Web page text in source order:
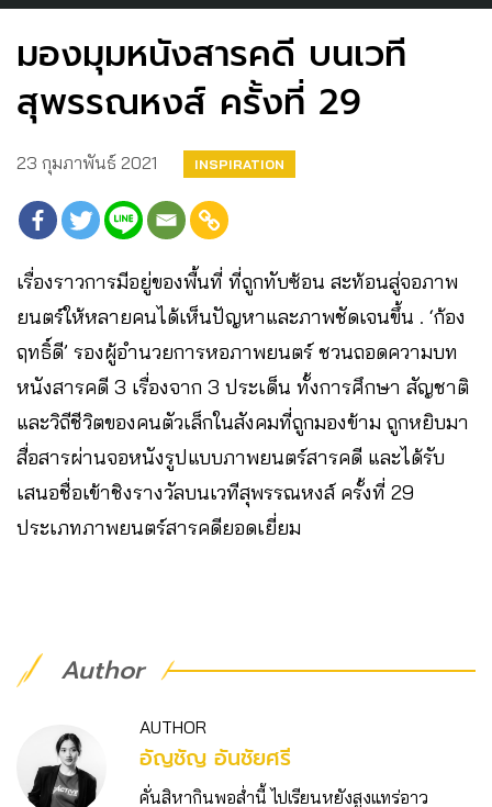
มองมุมหนังสารคดี บนเวที
สุพรรณหงส์ ครั้งที่ 29
23 กุมภาพันธ์ 2021 INSPIRATION
เรื่องราวการมีอยู่ของพื้นที่ ที่ถูกทับซ้อน​ สะท้อนสู่จอภาพ
ยนตร์ให้หลายคนได้เห็นปัญหาและภาพชัดเจนขึ้น​ . ‘ก้อง​
ฤทธิ์ดี’ ​รองผู้อำนวยการหอภาพยนตร์ ชวนถอดความบท
หนังสารคดี 3 เรื่อง​จาก 3 ประเด็น​ ทั้งการศึกษา​ สัญชาติ​
และวิถีชีวิต​ของคนตัวเล็กในสังคมที่ถูกมองข้าม​ ถูกหยิบมา
สื่อสารผ่านจอหนังรูปแบบภาพยนตร์สารคดี และได้รับ
เสนอชื่อเข้าชิงรางวัลบนเวทีสุพรรณ​หงส์ ครั้งที่ 29​
ประเภทภาพยนตร์สารคดียอดเยี่ยม​
Author
AUTHOR
อัญชัญ อันชัยศรี
คั่นสิหากินพอส่ำนี้ ไปเรียนหยังสูงแทร่อาว